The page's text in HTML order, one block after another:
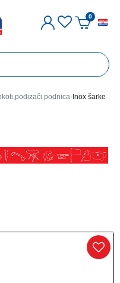
podnica Inox šarke